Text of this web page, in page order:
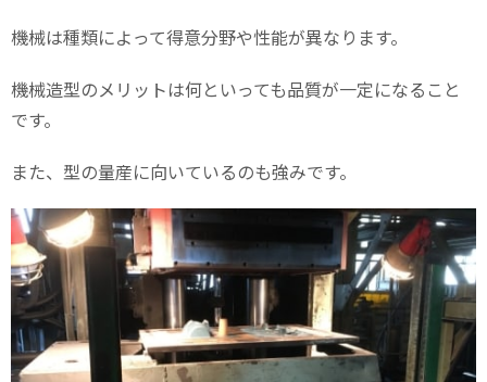
機械は種類によって得意分野や性能が異なります。
機械造型のメリットは何といっても品質が一定になること
です。
また、型の量産に向いているのも強みです。